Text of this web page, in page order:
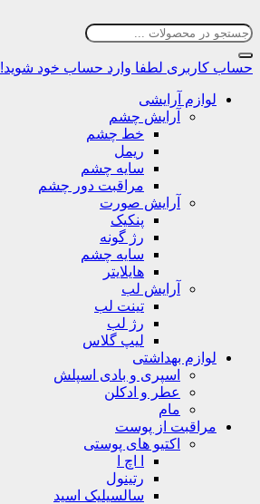
حساب کاربری لطفا وارد حساب خود شوید!
لوازم آرایشی
آرایش چشم
خط چشم
ریمل
سایه چشم
مراقبت دور چشم
آرایش صورت
پنکیک
رژ گونه
سایه چشم
هایلایتر
آرایش لب
تینت لب
رژ لب
لیپ گلاس
لوازم بهداشتی
اسپری و بادی اسپلش
عطر و ادکلن
مام
مراقبت از پوست
اکتیو های پوستی
ا اچ ا
رتینول
سالسیلیک اسید